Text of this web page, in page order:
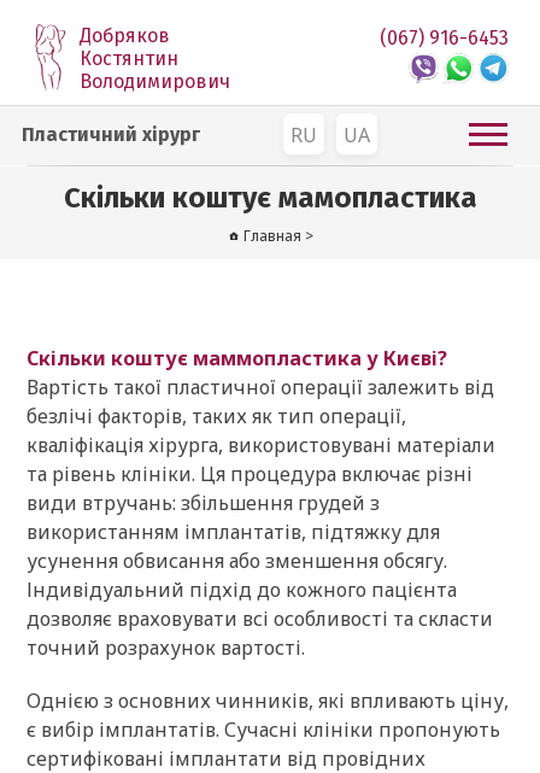
Добряков
Костянтин
Володимирович
RU UA
(067) 916-6453
Пластичний хірург
Скільки коштує мамопластика
Главная >
Скільки коштує маммопластика у Києві?
Вартість такої пластичної операції залежить від
безлічі факторів, таких як тип операції,
кваліфікація хірурга, використовувані матеріали
та рівень клініки. Ця процедура включає різні
види втручань: збільшення грудей з
використанням імплантатів, підтяжку для
усунення обвисання або зменшення обсягу.
Індивідуальний підхід до кожного пацієнта
дозволяє враховувати всі особливості та скласти
точний розрахунок вартості.
Однією з основних чинників, які впливають ціну,
є вибір імплантатів. Сучасні клініки пропонують
сертифіковані імплантати від провідних